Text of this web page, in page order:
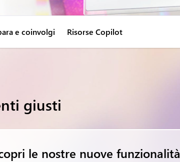
e coinvolgi Risorse Copilot
giusti
le nostre nuove funzionalità